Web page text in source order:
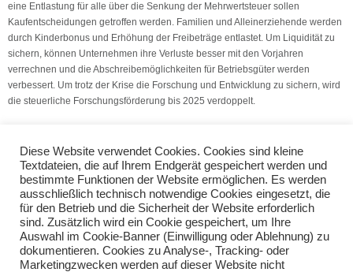
eine Entlastung für alle über die Senkung der Mehrwertsteuer sollen
Kaufentscheidungen getroffen werden. Familien und Alleinerziehende werden
durch Kinderbonus und Erhöhung der Freibeträge entlastet. Um Liquidität zu
sichern, können Unternehmen ihre Verluste besser mit den Vorjahren
verrechnen und die Abschreibemöglichkeiten für Betriebsgüter werden
verbessert. Um trotz der Krise die Forschung und Entwicklung zu sichern, wird
die steuerliche Forschungsförderung bis 2025 verdoppelt.
Digitalisierung in der Lohnabrechnung
Sonderurlaub: Umzug, Hochzeit, Geburt, Todesfall
Teilen Sie diese Nachricht mit Ihren Freunden oder Kollegen
Diese Website verwendet Cookies. Cookies sind kleine
Textdateien, die auf Ihrem Endgerät gespeichert werden und
bestimmte Funktionen der Website ermöglichen. Es werden
ausschließlich technisch notwendige Cookies eingesetzt, die
für den Betrieb und die Sicherheit der Website erforderlich
sind. Zusätzlich wird ein Cookie gespeichert, um Ihre
Auswahl im Cookie-Banner (Einwilligung oder Ablehnung) zu
dokumentieren. Cookies zu Analyse-, Tracking- oder
Marketingzwecken werden auf dieser Website nicht